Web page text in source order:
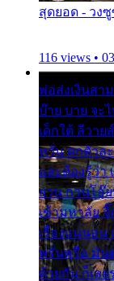
สุดยอด - วง
116 views •
พ่อส่งเงินสา
บ๊าย บาย จะ
เด็กใต้ ลีวาย
หวั่น ตกตัวล
และต้องรู้ว่า
ยวน กวนโอ๊
เข้ามหาลัย
เรื่องแน่นอน
พรั่นพรือ มัน
ด้วยกัน ก็เล